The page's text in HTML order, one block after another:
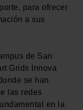
para ofrecer
a sus
de San
Grids Innova
se han
las redes
en la